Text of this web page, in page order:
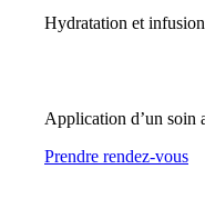
Hydratation et
Application d’un soin
Prendre rendez-vous